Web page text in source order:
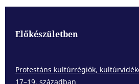
Előkészületben
Protestáns kultúrrégiók,
17–19. században